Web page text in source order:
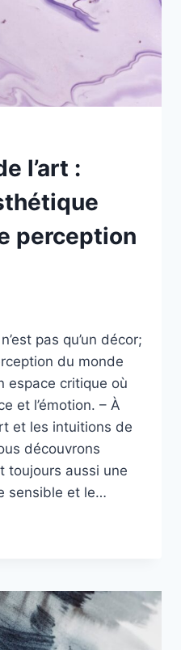
l’art :
perception
pas qu’un décor;
du monde
espace critique où
et l’émotion. – À
et les intuitions de
découvrons
toujours aussi une
sensible et le…